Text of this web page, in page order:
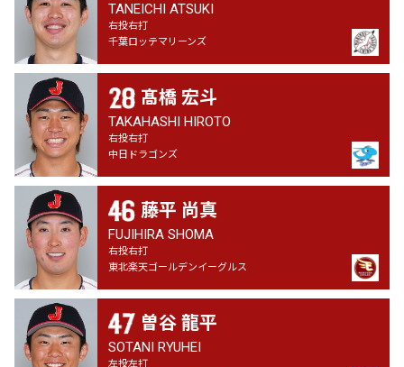
TANEICHI ATSUKI
右投右打
千葉ロッテマリーンズ
髙橋 宏斗
TAKAHASHI HIROTO
右投右打
中日ドラゴンズ
藤平 尚真
FUJIHIRA SHOMA
右投右打
東北楽天ゴールデンイーグルス
曽谷 龍平
SOTANI RYUHEI
左投左打